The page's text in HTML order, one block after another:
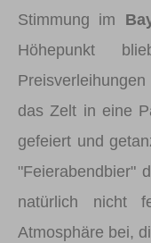
Stimmung im
Höhepunkt
das Zelt in eine
gefeiert und
"Feierabendbier"
natürlich nicht
Atmosphäre bei,